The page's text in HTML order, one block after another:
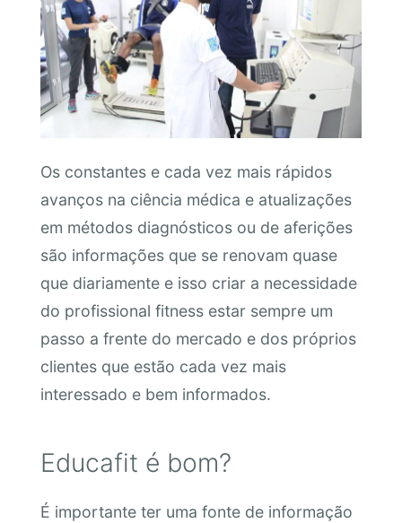
Os constantes e cada vez mais rápidos
avanços na ciência médica e atualizações
em métodos diagnósticos ou de aferições
são informações que se renovam quase
que diariamente e isso criar a necessidade
do profissional fitness estar sempre um
passo a frente do mercado e dos próprios
clientes que estão cada vez mais
interessado e bem informados.
Educafit é bom?
É importante ter uma fonte de informação